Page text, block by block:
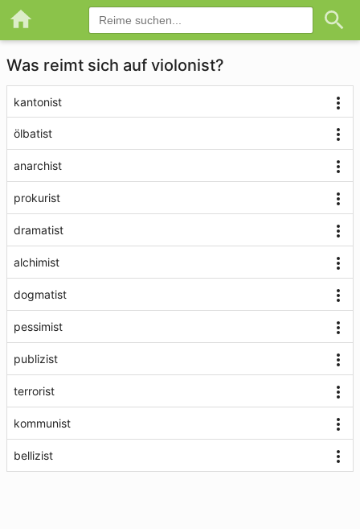
Was reimt sich auf violonist?
kantonist
ölbatist
anarchist
prokurist
dramatist
alchimist
dogmatist
pessimist
publizist
terrorist
kommunist
bellizist